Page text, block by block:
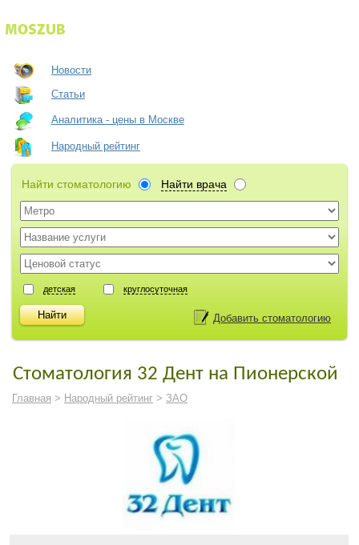
Новости
Статьи
Аналитика - цены в Москве
Народный рейтинг
Найти стоматологию Найти врача
детская круглосуточная
Добавить стоматологию
Стоматология 32 Дент на Пионерской
Главная > Народный рейтинг > ЗАО